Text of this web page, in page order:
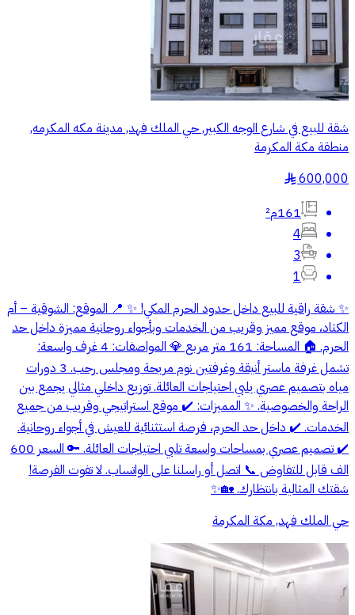
شقة للبيع في شارع الوجه الكبير, حي الملك فهد, مدينة مكه المكرمه,
منطقة مكة المكرمة
600,000
§
161م²
4
3
1
✨ شقة راقية للبيع داخل حدود الحرم المكي! ✨ 📍 الموقع: الشوقية – أم
الكتاد، موقع مميز وقريب من الخدمات وبأجواء روحانية مميزة داخل حد
الحرم. 🏠 المساحة: 161 متر مربع 💎 المواصفات: 4 غرف واسعة:
تشمل غرفة ماستر أنيقة وغرفتين نوم مريحة ومجلس رحب. 3 دورات
مياه بتصميم عصري يلبي احتياجات العائلة. توزيع داخلي مثالي يجمع بين
الراحة والخصوصية. ✨ المميزات: ✔️ موقع استراتيجي وقريب من جميع
الخدمات. ✔️ داخل حد الحرم، فرصة استثنائية للعيش في أجواء روحانية.
✔️ تصميم عصري بمساحات واسعة تلبي احتياجات العائلة. 🔑 السعر 600
الف قابل للتفاوض 📞 اتصل أو راسلنا على الواتساب. لا تفوت الفرصة!
شقتك المثالية بانتظارك. 🏡✨
حي الملك فهد, مكة المكرمة